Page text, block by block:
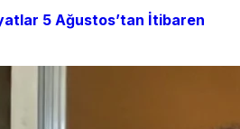
5 Ağustos’tan İtibaren